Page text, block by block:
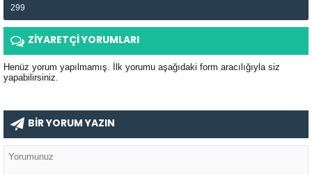
299
ZİYARETÇİ YORUMLARI
Henüz yorum yapılmamış. İlk yorumu aşağıdaki form aracılığıyla siz
yapabilirsiniz.
BİR YORUM YAZIN